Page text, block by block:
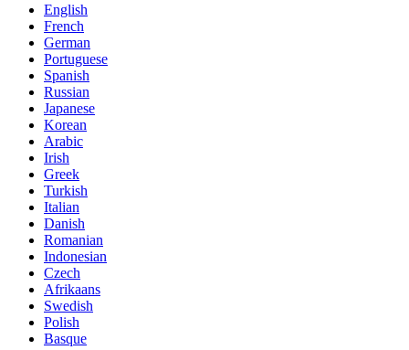
English
French
German
Portuguese
Spanish
Russian
Japanese
Korean
Arabic
Irish
Greek
Turkish
Italian
Danish
Romanian
Indonesian
Czech
Afrikaans
Swedish
Polish
Basque